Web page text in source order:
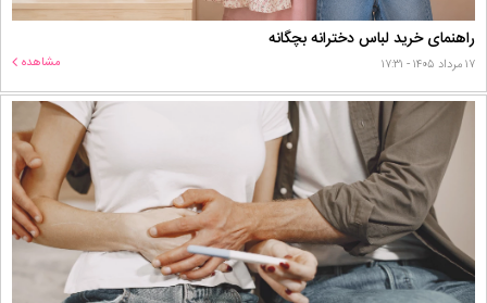
راهنمای خرید لباس دخترانه بچگانه
۱۷ مرداد ۱۴۰۵ - ۱۷:۳۱ مشاهده